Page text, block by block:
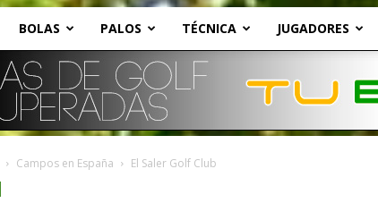
BOLAS PALOS TÉCNICA JUGADORES
Campos en España El Saler Golf Club